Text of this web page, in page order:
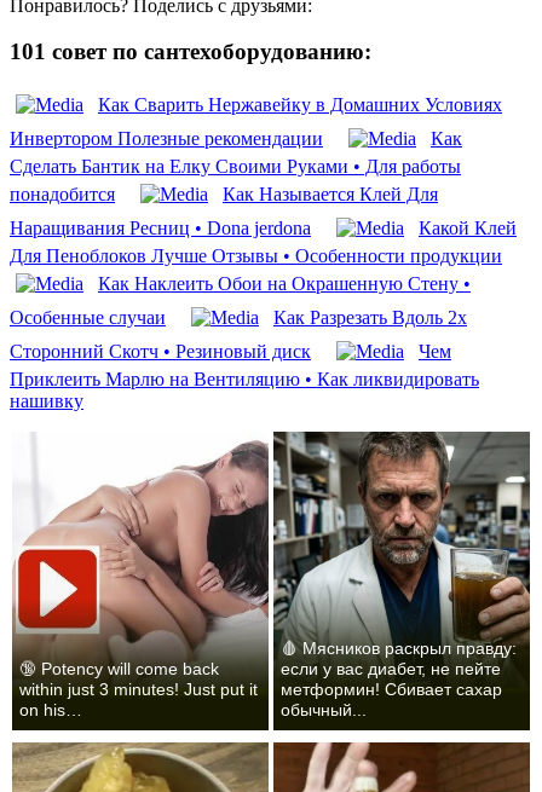
Понравилось? Поделись с друзьями:
101 совет по сантехоборудованию:
Как Сварить Нержавейку в Домашних Условиях
Инвертором Полезные рекомендации
Как
Сделать Бантик на Елку Своими Руками • Для работы
понадобится
Как Называется Клей Для
Наращивания Ресниц • Dona jerdona
Какой Клей
Для Пеноблоков Лучше Отзывы • Особенности продукции
Как Наклеить Обои на Окрашенную Стену •
Особенные случаи
Как Разрезать Вдоль 2х
Сторонний Скотч • Резиновый диск
Чем
Приклеить Марлю на Вентиляцию • Как ликвидировать
нашивку
🔞 Potency will come back
within just 3 minutes! Just put it
on his…
🩸 Мясников раскрыл правду:
если у вас диабет, не пейте
метформин! Сбивает сахар
обычный...